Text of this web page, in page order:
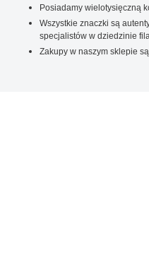
Posiadamy wielotysięczną
Wszystkie znaczki są
specjalistów w dziedzinie
Zakupy w naszym sklepie